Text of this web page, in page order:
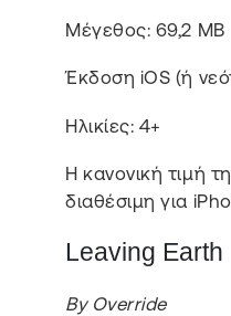
Μέγεθος: 69,2 MB
Έκδοση iOS (ή
Ηλικίες: 4+
Η κανονική τιμή
διαθέσιμη για
Leaving Earth
By Override